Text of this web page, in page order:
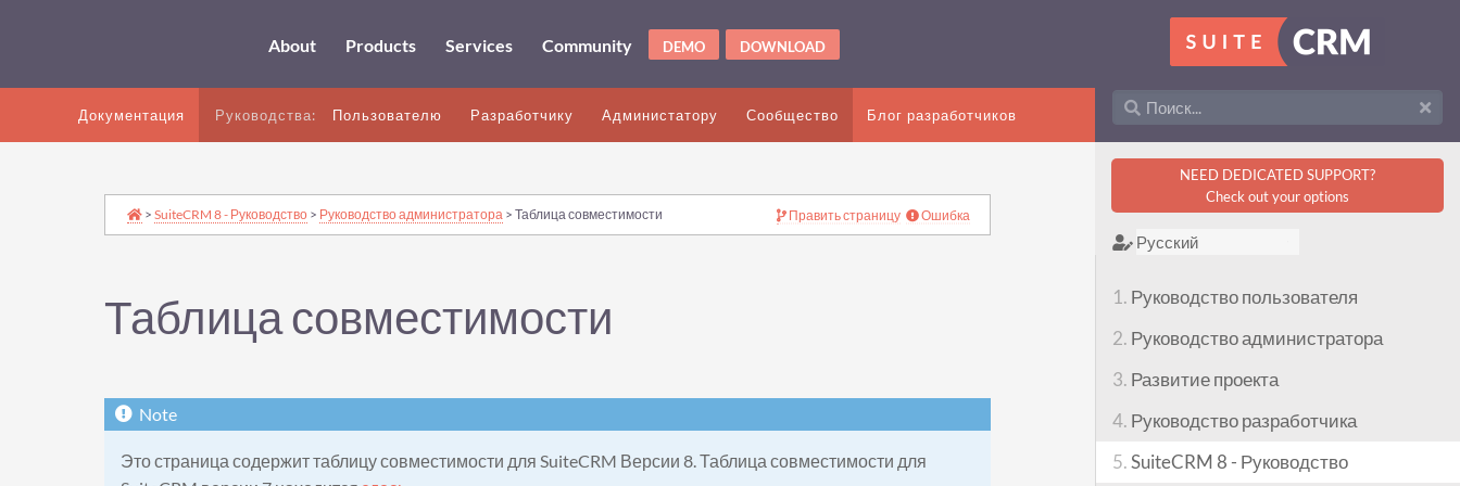
About Products Services Community DEMO DOWNLOAD
Документация Руководства: Пользователю Разработчику Администатору Сообщество Блог разработчиков
NEED DEDICATED SUPPORT?
Check out your options
1. Руководство пользователя
2. Руководство администратора
3. Развитие проекта
4. Руководство разработчика
5.SuiteCRM 8 - Руководство
Ошибка
Править страницу
> SuiteCRM 8 - Руководство> Руководство администратора> Таблица совместимости
Таблица совместимости
Это страница содержит таблицу совместимости для SuiteCRM Версии 8. Таблица совместимости для